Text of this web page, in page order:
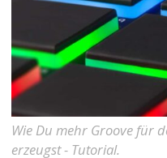
Wie Du mehr Groove für
erzeugst - Tutorial.